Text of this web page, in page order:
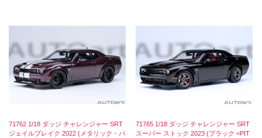
71762 1/18 ダッジ チャレンジャー SRT
ジェイルブレイク 2022 (メタリック・パ
71765 1/18 ダッジ チャレンジャー SRT
スーパー ストック 2023 (ブラック <PIT